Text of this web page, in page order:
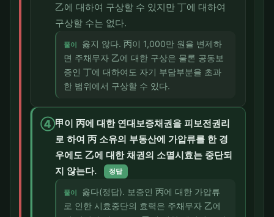
乙에 대하여 구상할 수 있지만 丁에 대하여
구상할 수는 없다.
풀이
옳지 않다. 丙이 1,000만 원을 변제하
면 주채무자 乙에 대한 구상은 물론 공동보
증인 丁에 대하여도 자기 부담부분을 초과
한 범위에서 구상할 수 있다.
④甲이 丙에 대한 연대보증채권을 피보전권리
로 하여 丙 소유의 부동산에 가압류를 한 경
우에도 乙에 대한 채권의 소멸시효는 중단되
지 않는다.
정답
풀이
옳다(정답). 보증인 丙에 대한 가압류
로 인한 시효중단의 효력은 주채무자 乙에